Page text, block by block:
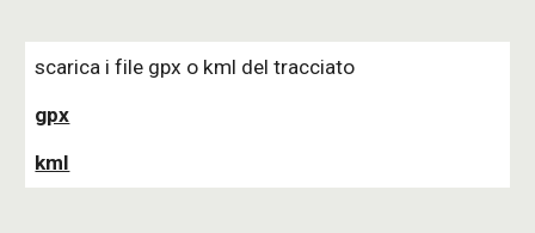
scarica i file gpx o kml del tracciato
gpx
kml